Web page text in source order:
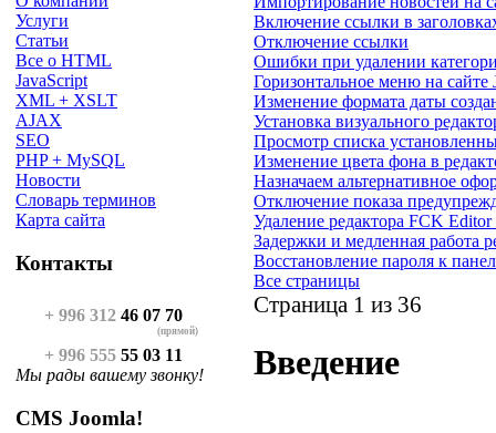
Услуги
Статьи
Все о HTML
JavaScript
XML + XSLT
AJAX
SEO
PHP + MySQL
Новости
Словарь терминов
Карта сайта
Контакты
+ 996 312 46 07 70
(прямой)
+ 996 555 55 03 11
Мы рады вашему звонку!
CMS Joomla!
Включение ссылки в
Отключение ссылки
Ошибки при удалении
Горизонтальное меню на сайте
Изменение формата даты
Установка визуального
Просмотр списка
Изменение цвета фона в
Назначаем альтернативное
Отключение показа
Удаление редактора FCK
Задержки и медленная работа
Восстановление пароля к
Все страницы
Страница 1 из 36
Введение